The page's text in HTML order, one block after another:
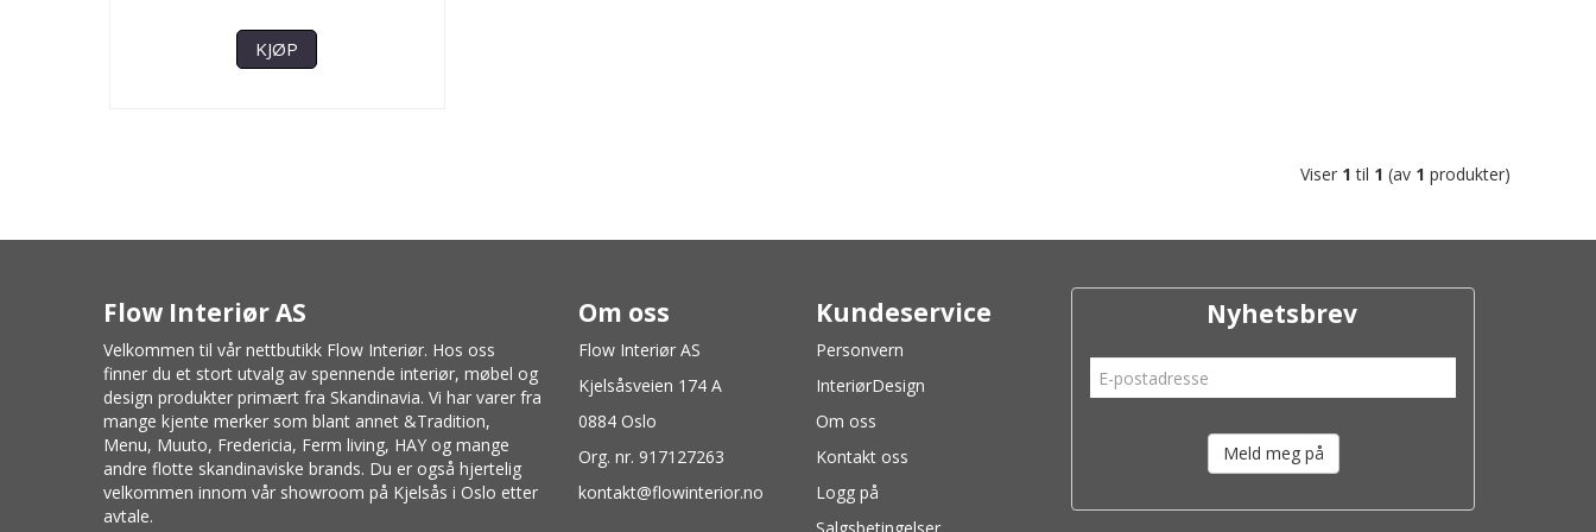
KJØP
Viser 1 til 1 (av 1 produkter)
Flow Interiør AS
Velkommen til vår nettbutikk Flow Interiør. Hos oss
finner du et stort utvalg av spennende interiør, møbel og
design produkter primært fra Skandinavia. Vi har varer fra
mange kjente merker som blant annet &Tradition,
Menu, Muuto, Fredericia, Ferm living, HAY og mange
andre flotte skandinaviske brands. Du er også hjertelig
velkommen innom vår showroom på Kjelsås i Oslo etter
avtale.
Om oss
Flow Interiør AS
Kjelsåsveien 174 A
0884 Oslo
Org. nr. 917127263
kontakt@flowinterior.no
Kundeservice
Personvern
InteriørDesign
Om oss
Kontakt oss
Logg på
Nyhetsbrev
Meld meg på